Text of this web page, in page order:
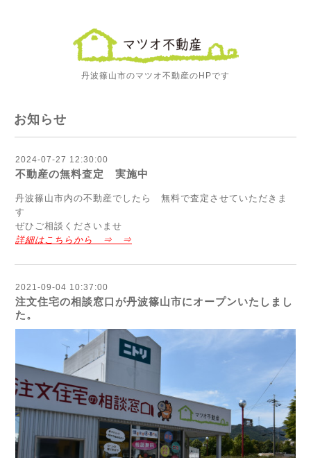
丹波篠山市のマツオ不動産のHPです
お知らせ
2024-07-27 12:30:00
不動産の無料査定 実施中
丹波篠山市内の不動産でしたら 無料で査定させていただきま
す
ぜひご相談くださいませ
詳細はこちらから ⇒ ⇒
2021-09-04 10:37:00
注文住宅の相談窓口が丹波篠山市にオープンいたしまし
た。